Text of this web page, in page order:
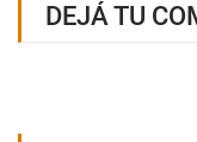
DEJÁ TU